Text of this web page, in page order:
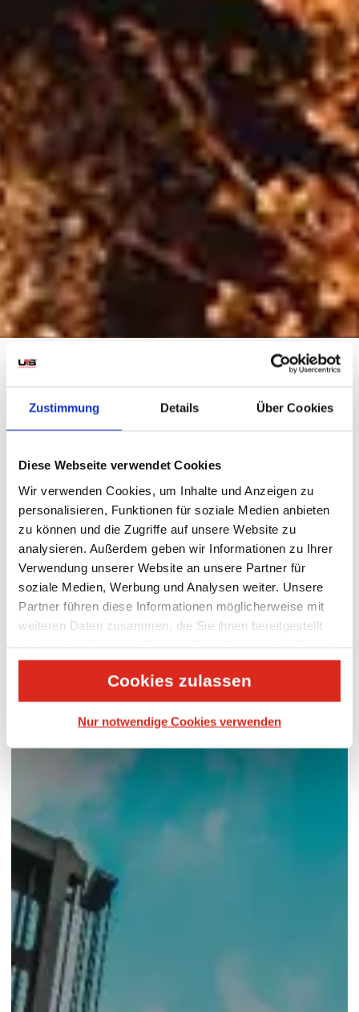
Zustimmung Details Über Cookies
Diese Webseite verwendet Cookies
Wir verwenden Cookies, um Inhalte und Anzeigen zu
personalisieren, Funktionen für soziale Medien anbieten
zu können und die Zugriffe auf unsere Website zu
analysieren. Außerdem geben wir Informationen zu Ihrer
Verwendung unserer Website an unsere Partner für
soziale Medien, Werbung und Analysen weiter. Unsere
Partner führen diese Informationen möglicherweise mit
weiteren Daten zusammen, die Sie ihnen bereitgestellt
gesammelt haben.
Cookies zulassen
Nur notwendige Cookies verwenden